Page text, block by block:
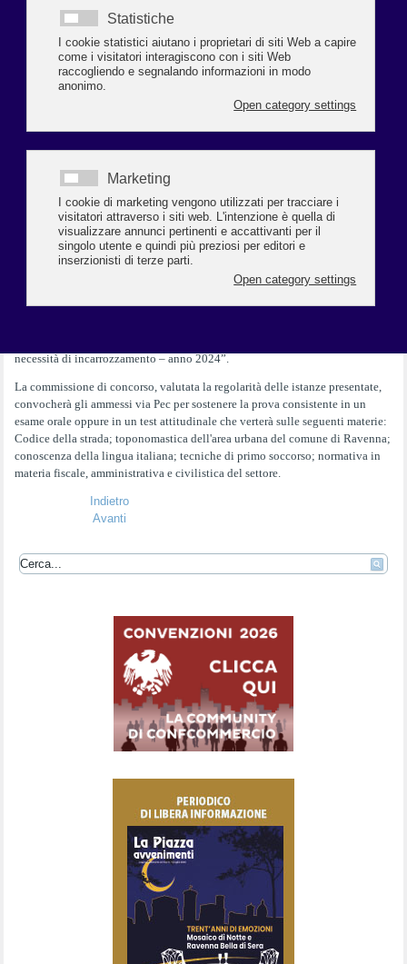
bando relativo a sei nuove licenze di servizio taxi a Ravenna di cui due
destinate all’impiego di mezzi
attrezzati per il trasporto di disabili gravi con necessità di incarrozzamento.
Le informazioni e la modulistica sono reperibili al seguente
https://bit.ly/4cAGmTX
licenza di tipologia ordinaria e di 76mila e 500 euro per il rilascio della
licenza destinata a veicoli appositamente allestiti per il trasporto di persone
con disabilità gravi con necessità di incarrozzamento. Inoltre, il rilascio
delle nuove licenze sarà vincolato all’utilizzo di mezzi a basso impatto
ambientale, secondo le disposizioni in vigore dell’Unione europea. Ulteriori
caratteristiche si trovano sul bando sempre al
https://bit.ly/4cAGmTXdove è possibile scaricare anche il modulo di
domanda con il quale è obbligatorio fare istanza di partecipazione al
concorso. Le domande vanno trasmesse via Pec, inderogabilmente entro e
all’indirizzoattivitaeconomiche.comune.ravenna@legalmail.itriportando
necessità di incarrozzamento – anno 2024”.
La commissione di concorso, valutata la regolarità delle istanze presentate,
convocherà gli ammessi via Pec per sostenere la prova consistente in un
esame orale oppure in un test attitudinale che verterà sulle seguenti materie:
Codice della strada; toponomastica dell'area urbana del comune di Ravenna;
conoscenza della lingua italiana; tecniche di primo soccorso; normativa in
materia fiscale, amministrativa e civilistica del settore.
Indietro
Avanti